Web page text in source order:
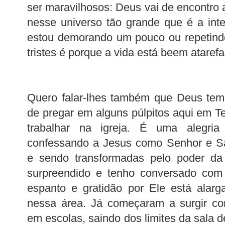
ser maravilhosos: Deus vai de encontro
nesse universo tão grande que é a
estou demorando um pouco ou
tristes é porque a vida está beem
Quero falar-lhes também que Deus
de pregar em alguns púlpitos aqui em
trabalhar na igreja. É uma alegria
confessando a Jesus como Senhor e
e sendo transformadas pelo poder
surpreendido e tenho conversado
espanto e gratidão por Ele está
nessa área. Já começaram a surgir
em escolas, saindo dos limites da sala